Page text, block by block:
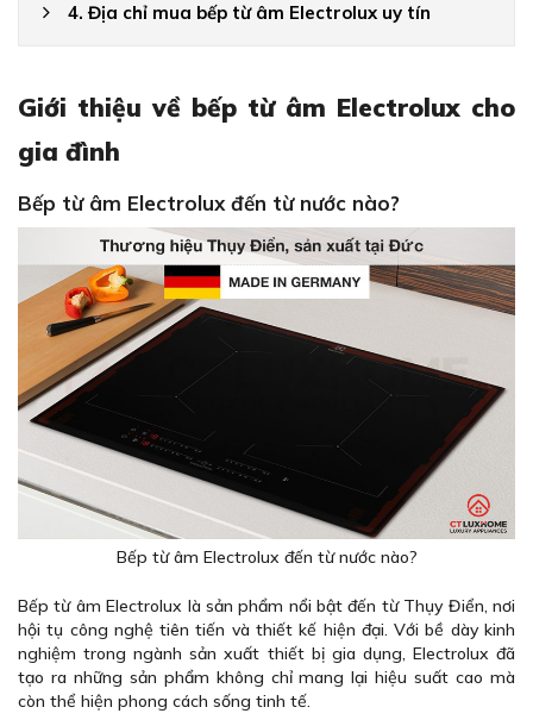
4. Địa chỉ mua bếp từ âm Electrolux uy tín
Giới thiệu về bếp từ âm Electrolux cho
gia đình
Bếp từ âm Electrolux đến từ nước nào?
Bếp từ âm Electrolux đến từ nước nào?
Bếp từ âm Electrolux là sản phẩm nổi bật đến từ Thụy Điển, nơi
hội tụ công nghệ tiên tiến và thiết kế hiện đại. Với bề dày kinh
nghiệm trong ngành sản xuất thiết bị gia dụng, Electrolux đã
tạo ra những sản phẩm không chỉ mang lại hiệu suất cao mà
còn thể hiện phong cách sống tinh tế.